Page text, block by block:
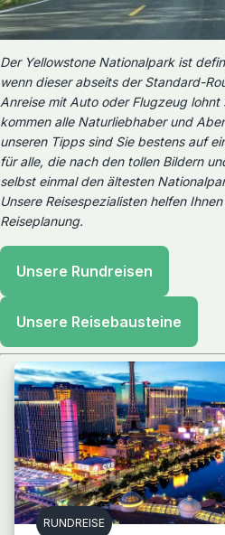
Der Yellowstone Nationalpark ist
wenn dieser abseits der Standard-
Anreise mit Auto oder Flugzeug lohnt
kommen alle Naturliebhaber und
unseren Tipps sind Sie bestens auf
für alle, die nach den tollen Bildern
selbst einmal den ältesten
Unsere Reisespezialisten helfen
Reiseplanung.
Unsere Rundreisen
Unsere Reisebausteine
RUNDREISE